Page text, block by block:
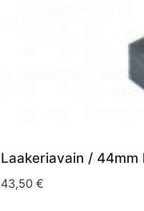
Laakeriavain /
43,50 €